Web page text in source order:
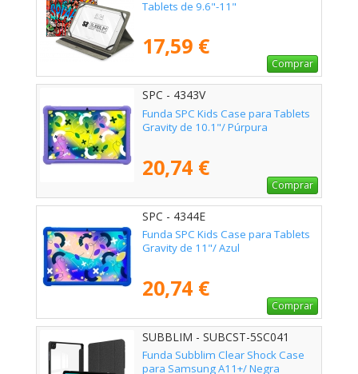
Tablets de 9.6"-11"
17,59 €
Comprar
SPC - 4343V
Funda SPC Kids Case para Tablets
Gravity de 10.1"/ Púrpura
20,74 €
Comprar
SPC - 4344E
Funda SPC Kids Case para Tablets
Gravity de 11"/ Azul
20,74 €
Comprar
SUBBLIM - SUBCST-5SC041
Funda Subblim Clear Shock Case
para Samsung A11+/ Negra